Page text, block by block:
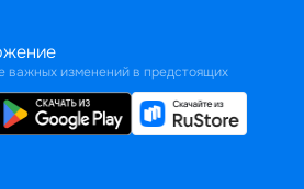
важных изменений в предстоящих